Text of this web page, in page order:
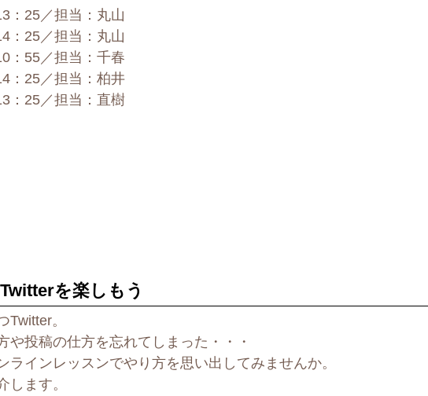
：25／担当：丸山
：25／担当：丸山
：55／担当：千春
：25／担当：柏井
：25／担当：直樹
を楽しもう
Twitter。
や投稿の仕方を忘れてしまった・・・
ラインレッスンでやり方を思い出してみませんか。
します。